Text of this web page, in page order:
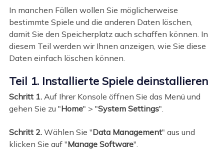
In manchen Fällen wollen Sie möglicherweise
bestimmte Spiele und die anderen Daten löschen,
damit Sie den Speicherplatz auch schaffen können. In
diesem Teil werden wir Ihnen anzeigen, wie Sie diese
Daten einfach löschen können.
Teil 1. Installierte Spiele deinstallieren
Schritt 1.Auf Ihrer Konsole öffnen Sie das Menü und
gehen Sie zu "Home" > "System Settings".
Schritt 2.Wählen Sie "Data Management" aus und
klicken Sie auf "Manage Software".